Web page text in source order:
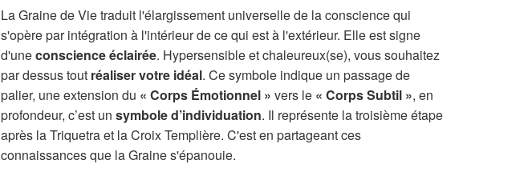
La Graine de Vie traduit l'élargissement universelle de la conscience qui
s'opère par intégration à l'intérieur de ce qui est à l'extérieur. Elle est signe
d'uneconscience éclairée. Hypersensible et chaleureux(se), vous souhaitez
par dessus tout réaliser votre idéal. Ce symbole indique un passage de
palier, une extension du « Corps Émotionnel » vers le « Corps Subtil », en
profondeur, c’est un symbole d’individuation. Il représente la troisième étape
après la Triquetra et la Croix Templière. C'est en partageant ces
connaissances que la Graine s'épanouie.